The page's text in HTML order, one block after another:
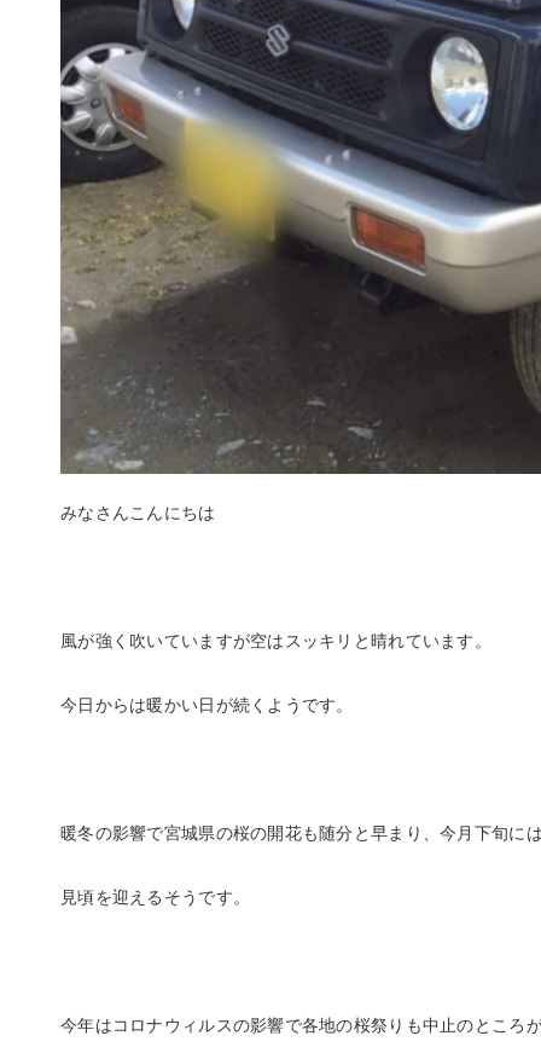
みなさんこんにちは
風が強く吹いていますが空はスッキリと晴れています。
今日からは暖かい日が続くようです。
暖冬の影響で宮城県の桜の開花も随分と早まり、今月下旬に
見頃を迎えるそうです。
今年はコロナウィルスの影響で各地の桜祭りも中止のところ